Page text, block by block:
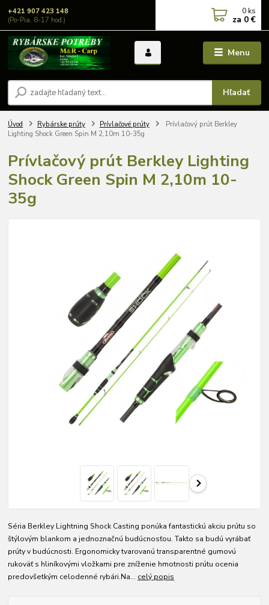
Menu
Hľadať
+421 907 423 148
(Po-Pia, 8-17 hod.)
0 ks
za 0 €
Úvod Rybárske prúty Prívlačové prúty
Prívlačový prút Berkley
Lighting Shock Green Spin M 2,10m 10-35g
Prívlačový prút Berkley Lighting
Shock Green Spin M 2,10m 10-
35g
Séria Berkley Lightning Shock Casting ponúka fantastickú akciu prútu so
štýlovým blankom a jednoznačnú budúcnosťou. Takto sa budú vyrábať
prúty v budúcnosti. Ergonomicky tvarovanú transparentné gumovú
rukoväť s hliníkovými vložkami pre zníženie hmotnosti prútu ocenia
predovšetkým celodenné rybári.Na... celý popis